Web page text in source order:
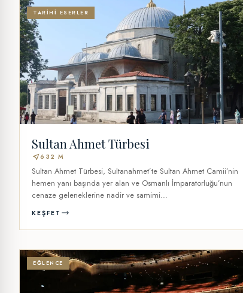
TARIHI ESERLER
Sultan Ahmet Türbesi
near_me632 M
Sultan Ahmet Türbesi, Sultanahmet’te Sultan Ahmet Camii’nin
hemen yanı başında yer alan ve Osmanlı İmparatorluğu’nun
cenaze geleneklerine nadir ve samimi...
KEŞFET
EĞLENCE